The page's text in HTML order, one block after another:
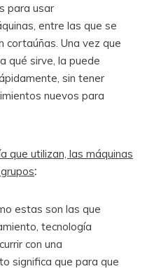
para usar
entre las que se
cortaúñas. Una vez que
qué sirve, la puede
sin tener
nuevos para
que utilizan, las máquinas
:
estas son las que
tecnología
con una
significa que para que